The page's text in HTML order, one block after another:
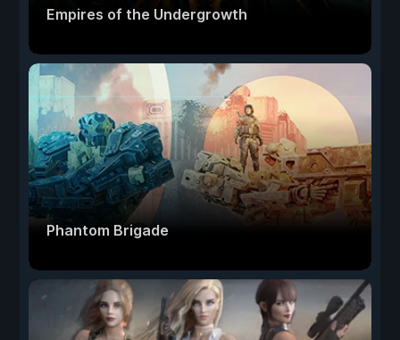
Empires of the Undergrowth
Phantom Brigade